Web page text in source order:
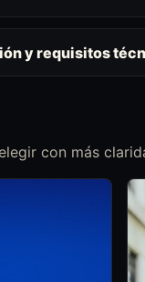
y requisitos
con más